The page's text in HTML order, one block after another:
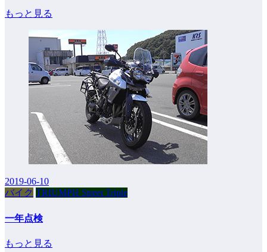
もっと見る
2019-06-10
バイク TRIUMPH Street Triple
一年点検
もっと見る